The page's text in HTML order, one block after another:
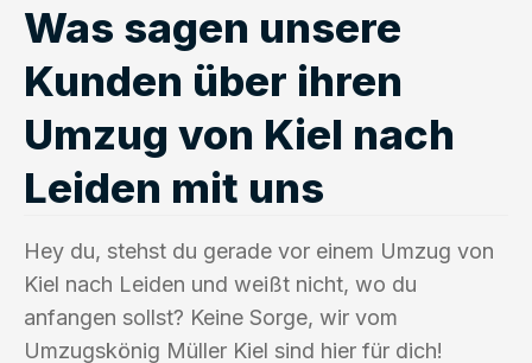
Was sagen unsere
Kunden über ihren
Umzug von Kiel nach
Leiden mit uns
Hey du, stehst du gerade vor einem Umzug von
Kiel nach Leiden und weißt nicht, wo du
anfangen sollst? Keine Sorge, wir vom
Umzugskönig Müller Kiel sind hier für dich!